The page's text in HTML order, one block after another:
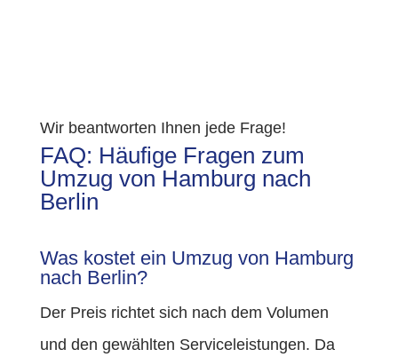
Wir beantworten Ihnen jede Frage!
FAQ: Häufige Fragen zum
Umzug von Hamburg nach
Berlin
Was kostet ein Umzug von Hamburg
nach Berlin?
Der Preis richtet sich nach dem Volumen
und den gewählten Serviceleistungen. Da